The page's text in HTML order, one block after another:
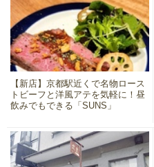
【新店】京都駅近くで名物ロース
トビーフと洋風アテを気軽に！昼
飲みでもできる「SUNS」